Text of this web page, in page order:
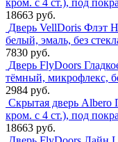
кром. с 4 ст.), под
18663 руб.
Дверь VellDoris Флэт
белый, эмаль, без
7830 руб.
Дверь FlyDoors
тёмный, микрофлекс,
2984 руб.
Скрытая дверь Albero
кром. с 4 ст.), под
18663 руб.